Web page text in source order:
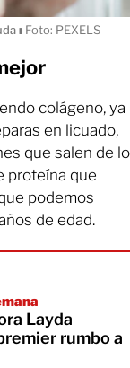
ı Foto: PEXELS
colágeno, ya
en licuado,
que salen de lo
proteína que
podemos
de edad.
Layda
rumbo a